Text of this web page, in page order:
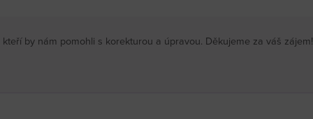
by nám pomohli s korekturou a úpravou. Děkujeme za váš zájem!